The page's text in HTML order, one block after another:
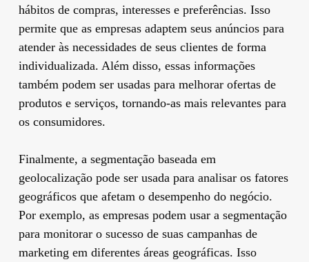
hábitos de compras, interesses e preferências. Isso
permite que as empresas adaptem seus anúncios para
atender às necessidades de seus clientes de forma
individualizada. Além disso, essas informações
também podem ser usadas para melhorar ofertas de
produtos e serviços, tornando-as mais relevantes para
os consumidores.
Finalmente, a segmentação baseada em
geolocalização pode ser usada para analisar os fatores
geográficos que afetam o desempenho do negócio.
Por exemplo, as empresas podem usar a segmentação
para monitorar o sucesso de suas campanhas de
marketing em diferentes áreas geográficas. Isso